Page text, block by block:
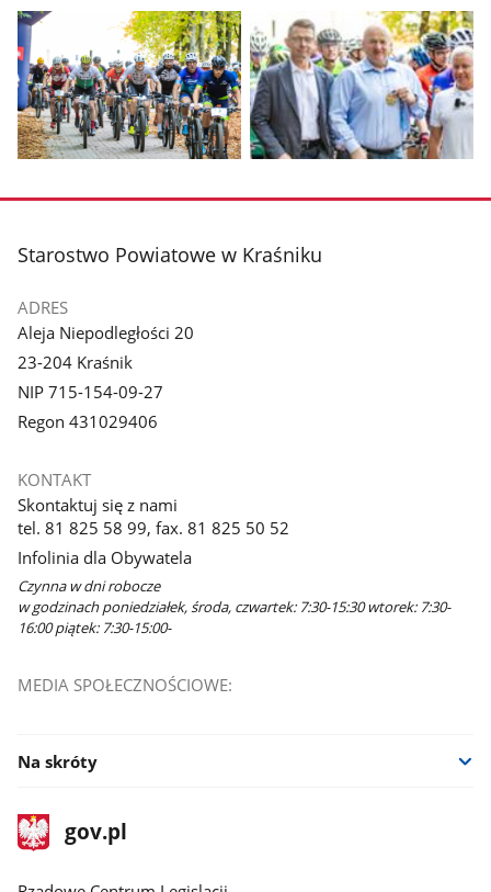
zdjęcie
galerii.
zdjęcie
galerii.
stopka
Starostwo Powiatowe w Kraśniku
ADRES
Aleja Niepodległości 20
23-204 Kraśnik
NIP 715-154-09-27
Regon 431029406
KONTAKT
Skontaktuj się z nami
tel. 81 825 58 99, fax. 81 825 50 52
Infolinia dla Obywatela
Czynna w dni robocze
w godzinach poniedziałek, środa, czwartek: 7:30-15:30 wtorek: 7:30-
16:00 piątek: 7:30-15:00-
MEDIA SPOŁECZNOŚCIOWE:
Na skróty
stopka
gov.plStrona
gov.pl